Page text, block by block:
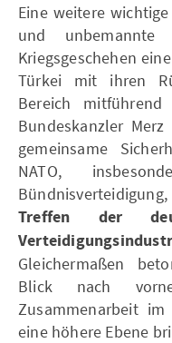
Eine weitere
und unbemannte
Kriegsgeschehen
Türkei mit ihren
Bereich
Bundeskanzler
gemeinsame
NATO,
Treffen der
Gleichermaßen
Blick nach
Zusammenarbeit
eine höhere Ebene